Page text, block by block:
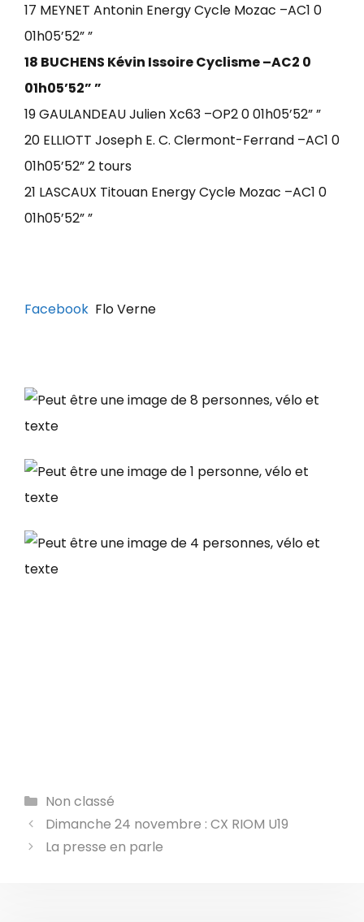
17 MEYNET Antonin Energy Cycle Mozac –AC1 0
01h05’52” ”
18 BUCHENS Kévin Issoire Cyclisme –AC2 0
01h05’52” ”
19 GAULANDEAU Julien Xc63 –OP2 0 01h05’52” ”
20 ELLIOTT Joseph E. C. Clermont-Ferrand –AC1 0
01h05’52” 2 tours
21 LASCAUX Titouan Energy Cycle Mozac –AC1 0
01h05’52” ”
Facebook Flo Verne
Catégories
Non classé
Dimanche 24 novembre : CX RIOM U19
La presse en parle